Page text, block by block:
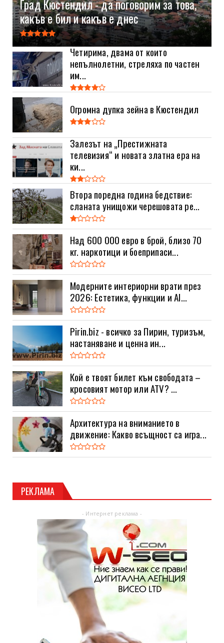
Град Кюстендил - да поговорим за това,
какъв е бил и какъв е днес
Четирима, двама от които
непълнолетни, стреляха по частен
им...
Огромна дупка зейна в Кюстендил
Залезът на „Престижната
телевизия“ и новата златна ера на
ки...
Втора поредна година бедствие:
сланата унищожи черешовата ре...
Над 600 000 евро в брой, близо 70
кг. наркотици и боеприпаси...
Модерните интериорни врати през
2026: Естетика, функции и AI...
Pirin.biz - всичко за Пирин, туризъм,
настаняване и ценна ин...
Кой е твоят билет към свободата –
кросовият мотор или ATV? ...
Архитектура на вниманието в
движение: Какво всъщност са игра...
РЕКЛАМА
- Интернет реклама -